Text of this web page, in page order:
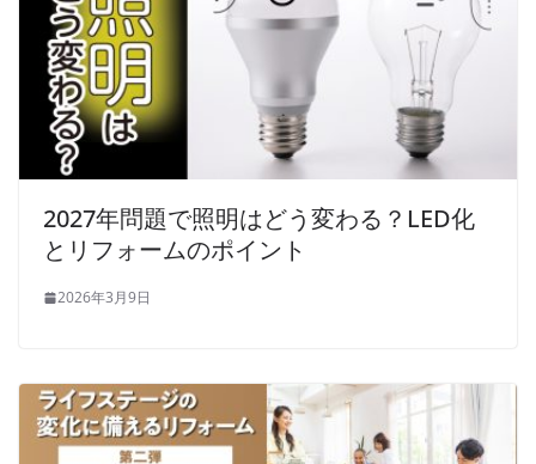
2027年問題で照明はどう変わる？LED化
とリフォームのポイント
2026年3月9日